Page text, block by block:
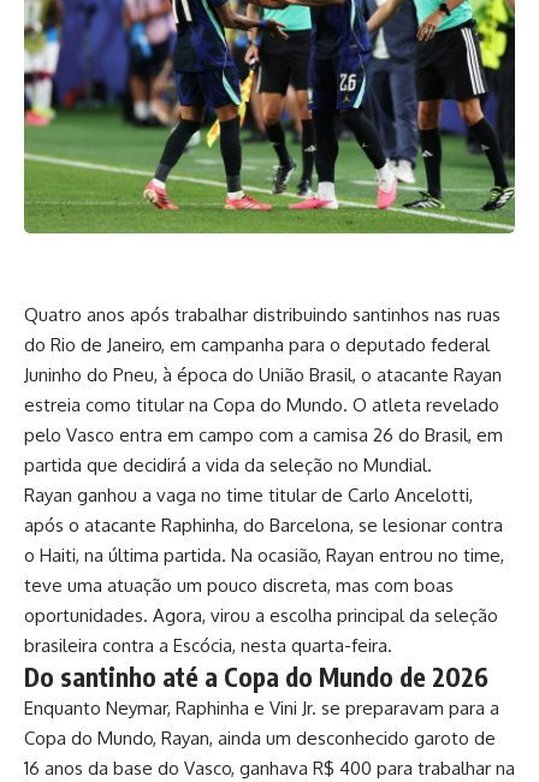
Quatro anos após trabalhar distribuindo santinhos nas ruas
do Rio de Janeiro, em campanha para o deputado federal
Juninho do Pneu, à época do União Brasil, o atacante Rayan
estreia como titular na Copa do Mundo. O atleta revelado
pelo Vasco entra em campo com a camisa 26 do Brasil, em
partida que decidirá a vida da seleção no Mundial.
Rayan ganhou a vaga no time titular de Carlo Ancelotti,
após o atacante Raphinha, do Barcelona, se lesionar contra
o Haiti, na última partida. Na ocasião, Rayan entrou no time,
teve uma atuação um pouco discreta, mas com boas
oportunidades. Agora, virou a escolha principal da seleção
brasileira contra a Escócia, nesta quarta-feira.
Do santinho até a Copa do Mundo de 2026
Enquanto Neymar, Raphinha e Vini Jr. se preparavam para a
Copa do Mundo, Rayan, ainda um desconhecido garoto de
16 anos da base do Vasco, ganhava R$ 400 para trabalhar na